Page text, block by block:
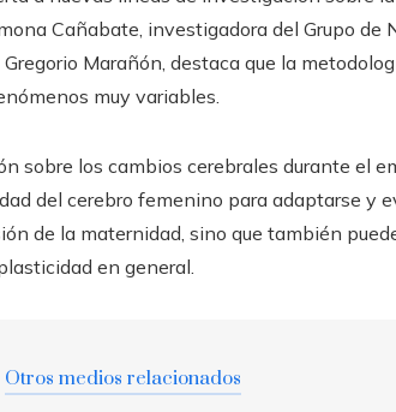
Cañabate, investigadora del Grupo de
Marañón, destaca que la
muy variables.
sobre los cambios cerebrales durante el
del cerebro femenino para adaptarse y
de la maternidad, sino que también
en general.
Otros medios relacionados